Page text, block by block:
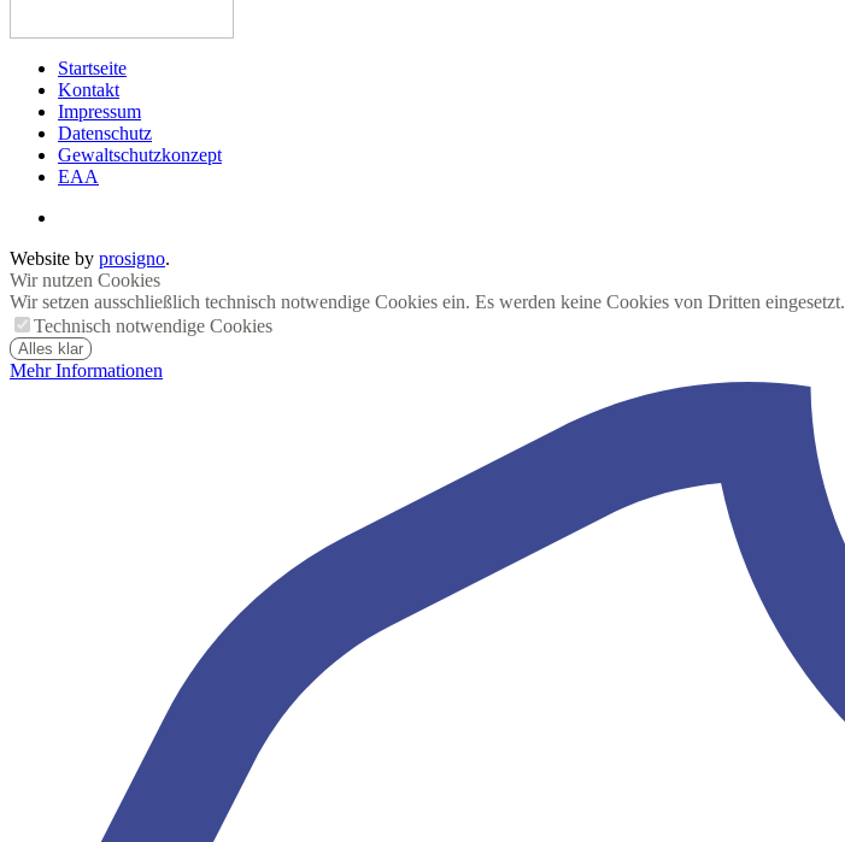
Startseite
Kontakt
Impressum
Datenschutz
Gewaltschutzkonzept
EAA
Website by prosigno.
Wir nutzen Cookies
Wir setzen ausschließlich technisch notwendige Cookies ein. Es werden keine Cookies von Dritten eingesetzt.
Technisch notwendige Cookies
Alles klar
Mehr Informationen